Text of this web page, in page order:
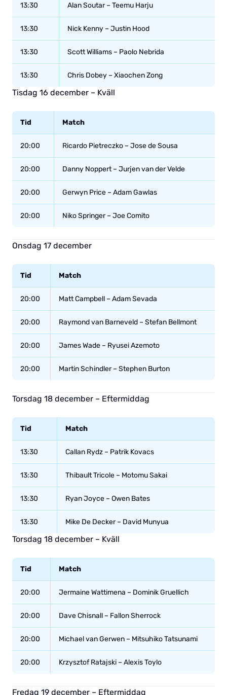
13:30 Alan Soutar – Teemu Harju
13:30 Nick Kenny – Justin Hood
13:30 Scott Williams – Paolo Nebrida
13:30 Chris Dobey – Xiaochen Zong
Tisdag 16 december – Kväll
Tid Match
20:00 Ricardo Pietreczko – Jose de Sousa
20:00 Danny Noppert – Jurjen van der Velde
20:00 Gerwyn Price – Adam Gawlas
20:00 Niko Springer – Joe Comito
Onsdag 17 december
Tid Match
20:00 Matt Campbell – Adam Sevada
20:00 Raymond van Barneveld – Stefan Bellmont
20:00 James Wade – Ryusei Azemoto
20:00 Martin Schindler – Stephen Burton
Torsdag 18 december – Eftermiddag
Tid Match
13:30 Callan Rydz – Patrik Kovacs
13:30 Thibault Tricole – Motomu Sakai
13:30 Ryan Joyce – Owen Bates
13:30 Mike De Decker – David Munyua
Torsdag 18 december – Kväll
Tid Match
20:00 Jermaine Wattimena – Dominik Gruellich
20:00 Dave Chisnall – Fallon Sherrock
20:00 Michael van Gerwen – Mitsuhiko Tatsunami
20:00 Krzysztof Ratajski – Alexis Toylo
Fredag 19 december – Eftermiddag